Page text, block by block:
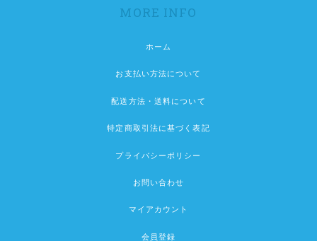
MORE INFO
ホーム
お支払い方法について
配送方法・送料について
特定商取引法に基づく表記
プライバシーポリシー
お問い合わせ
マイアカウント
会員登録